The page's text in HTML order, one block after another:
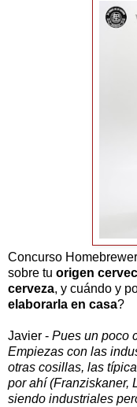
Concurso
sobre tu origen
cerveza, y cuándo y
elaborarla en casa?
Javier - Pues un poco
Empiezas con las
otras cosillas, las
por ahí (Franziskaner,
siendo industriales